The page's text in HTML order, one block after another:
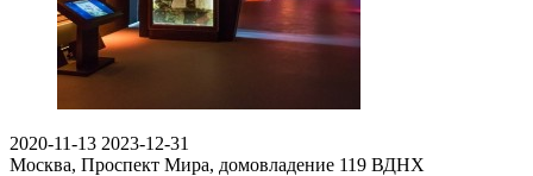
2020-11-13 2023-12-31
Москва, Проспект Мира, домовладение 119 ВДНХ